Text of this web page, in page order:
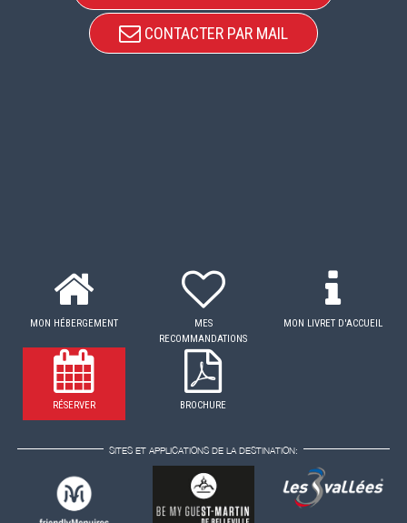
CONTACTER PAR MAIL
MON HÉBERGEMENT
MES
RECOMMANDATIONS
MON LIVRET D'ACCUEIL
RÉSERVER BROCHURE
SITES ET APPLICATIONS DE LA DESTINATION: